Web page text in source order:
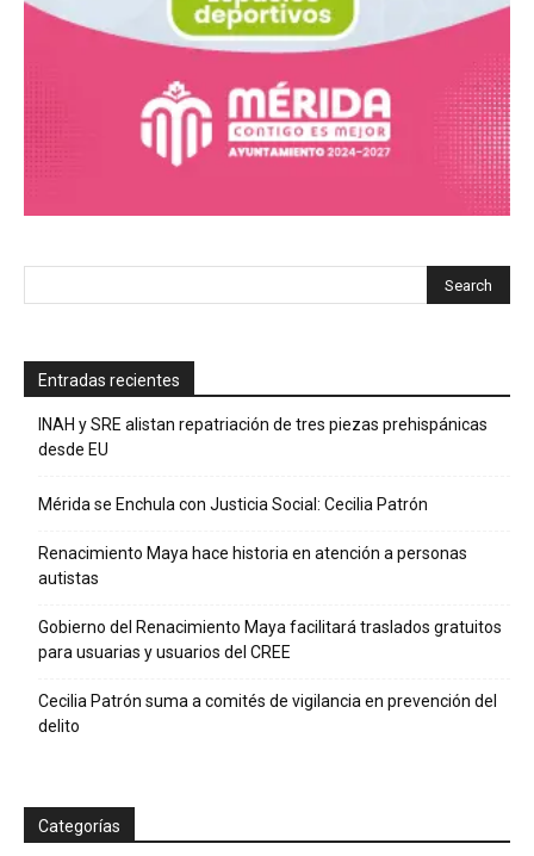
Entradas recientes
INAH y SRE alistan repatriación de tres piezas prehispánicas
desde EU
Mérida se Enchula con Justicia Social: Cecilia Patrón
Renacimiento Maya hace historia en atención a personas
autistas
Gobierno del Renacimiento Maya facilitará traslados gratuitos
para usuarias y usuarios del CREE
Cecilia Patrón suma a comités de vigilancia en prevención del
delito
Categorías